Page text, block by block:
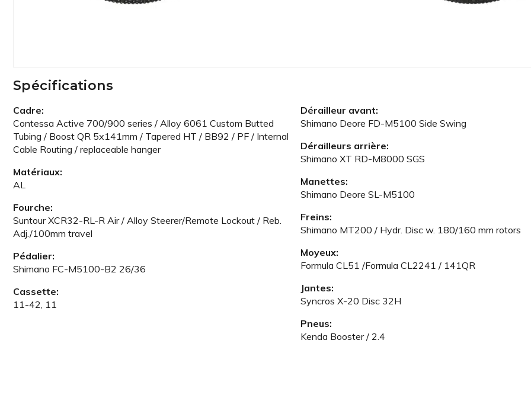
Spécifications
Cadre:
Contessa Active 700/900 series / Alloy 6061 Custom Butted
Tubing / Boost QR 5x141mm / Tapered HT / BB92 / PF / Internal
Cable Routing / replaceable hanger
Matériaux:
AL
Fourche:
Suntour XCR32-RL-R Air / Alloy Steerer/Remote Lockout / Reb.
Adj./100mm travel
Pédalier:
Shimano FC-M5100-B2 26/36
Cassette:
11-42, 11
Dérailleur avant:
Shimano Deore FD-M5100 Side Swing
Dérailleurs arrière:
Shimano XT RD-M8000 SGS
Manettes:
Shimano Deore SL-M5100
Freins:
Shimano MT200 / Hydr. Disc w. 180/160 mm rotors
Moyeux:
Formula CL51 /Formula CL2241 / 141QR
Jantes:
Syncros X-20 Disc 32H
Pneus:
Kenda Booster / 2.4